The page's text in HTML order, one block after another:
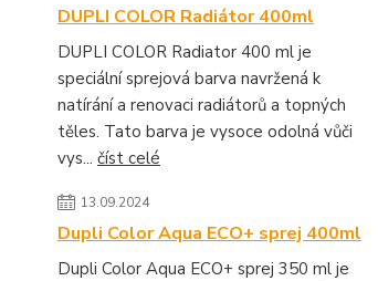
DUPLI COLOR Radiátor 400ml
DUPLI COLOR Radiator 400 ml je
speciální sprejová barva navržená k
natírání a renovaci radiátorů a topných
těles. Tato barva je vysoce odolná vůči
vys... číst celé
13.09.2024
Dupli Color Aqua ECO+ sprej 400ml
Dupli Color Aqua ECO+ sprej 350 ml je